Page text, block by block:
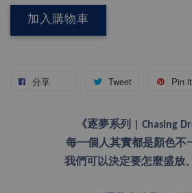
加入購物車
分享 Tweet Pin it
《逐夢系列 | Chasing
每一個人其實都是顏色不
我們可以決定要怎麼盛放